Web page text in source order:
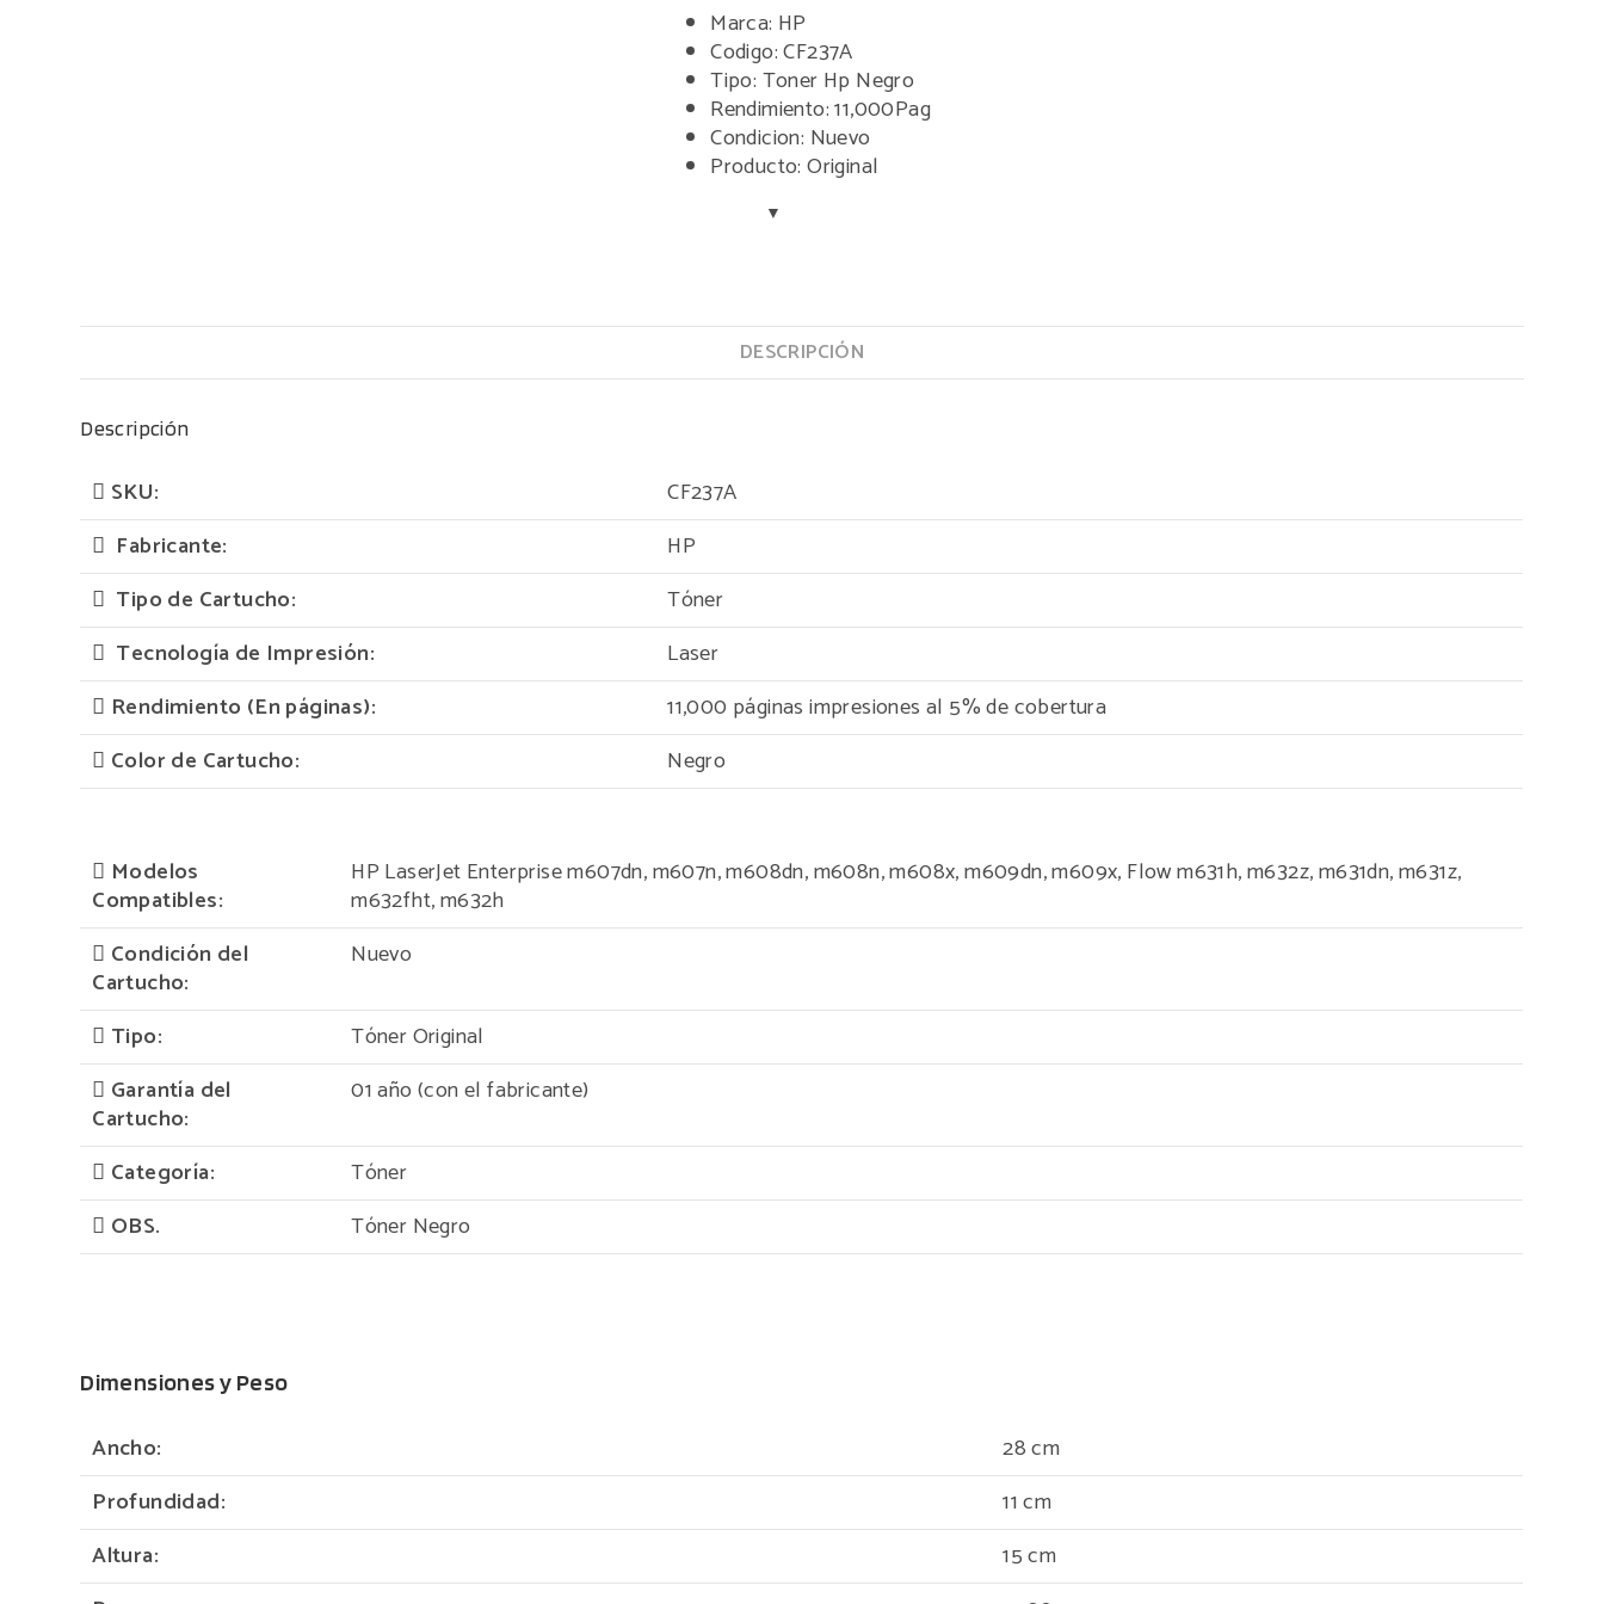
11KPG
cantidad
Marca: HP
Codigo: CF237A
Tipo: Toner Hp Negro
Rendimiento: 11,000Pag
Condicion: Nuevo
Producto: Original
DESCRIPCIÓN
Descripción
SKU:
CF237A
Fabricante:
HP
Tipo de Cartucho:
Tóner
Tecnología de Impresión:
Laser
Rendimiento (En páginas):
11,000 páginas impresiones al 5% de cobertura
Color de Cartucho:
Negro
Modelos
Compatibles:
HP LaserJet Enterprise m607dn, m607n, m608dn, m608n, m608x, m609dn, m609x, Flow m631h, m632z, m631dn, m631z,
m632fht, m632h
Condición del
Cartucho:
Nuevo
Tipo:
Tóner Original
Garantía del
Cartucho:
01 año (con el fabricante)
Categoría:
Tóner
OBS.
Tóner Negro
Dimensiones y Peso
Ancho:
28 cm
Profundidad:
11 cm
Altura:
15 cm